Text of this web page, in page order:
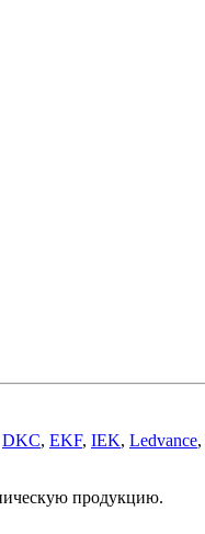
DKC, EKF, IEK, Ledvance,
продукцию.